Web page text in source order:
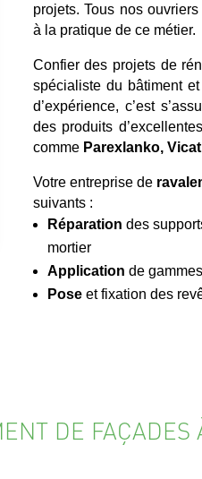
projets. Tous nos
à la pratique de ce métier.
Confier des projets de
spécialiste du bâtiment
d’expérience, c’est
des produits
comme Parexlanko,
Votre entreprise de
suivants :
Réparation des
mortier
Application de
Poseet fixation des
DE